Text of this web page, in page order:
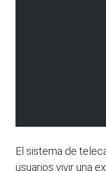
El sistema de
usuarios vivir una